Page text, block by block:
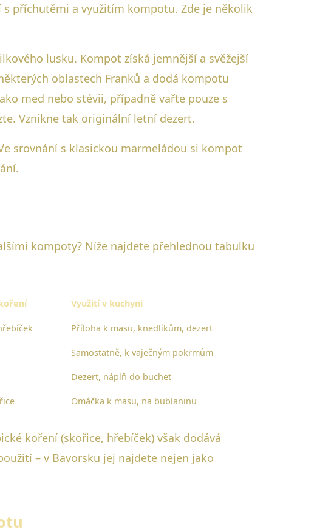
příchutěmi a využitím kompotu. Zde je několik
lusku. Kompot získá jemnější a svěžejší
oblastech Franků a dodá kompotu
med nebo stévii, případně vařte pouze s
Vznikne tak originální letní dezert.
srovnání s klasickou marmeládou si kompot
kompoty? Níže najdete přehlednou tabulku
Využití v kuchyni
Příloha k masu, knedlíkům, dezert
Samostatně, k vaječným pokrmům
Dezert, náplň do buchet
Omáčka k masu, na bublaninu
koření (skořice, hřebíček) však dodává
– v Bavorsku jej najdete nejen jako